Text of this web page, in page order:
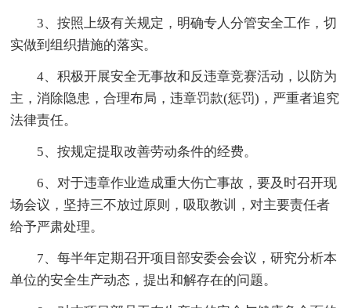
3、按照上级有关规定，明确专人分管安全工作，切
实做到组织措施的落实。
4、积极开展安全无事故和反违章竞赛活动，以防为
主，消除隐患，合理布局，违章罚款(惩罚)，严重者追究
法律责任。
5、按规定提取改善劳动条件的经费。
6、对于违章作业造成重大伤亡事故，要及时召开现
场会议，坚持三不放过原则，吸取教训，对主要责任者
给予严肃处理。
7、每半年定期召开项目部安委会会议，研究分析本
单位的安全生产动态，提出和解存在的问题。